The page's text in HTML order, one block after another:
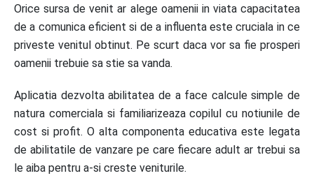
Orice sursa de venit ar alege oamenii in viata capacitatea
de a comunica eficient si de a influenta este cruciala in ce
priveste venitul obtinut. Pe scurt daca vor sa fie prosperi
oamenii trebuie sa stie sa vanda.
Aplicatia dezvolta abilitatea de a face calcule simple de
natura comerciala si familiarizeaza copilul cu notiunile de
cost si profit. O alta componenta educativa este legata
de abilitatile de vanzare pe care fiecare adult ar trebui sa
le aiba pentru a-si creste veniturile.